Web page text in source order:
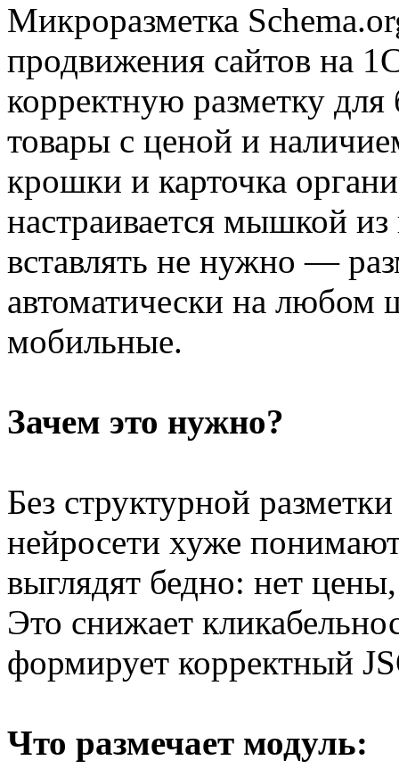
Микроразметка
продвижения сайтов на
корректную разметку
товары с ценой и
крошки и карточка
настраивается мышкой
вставлять не нужно —
автоматически на любом
мобильные.
Зачем это нужно?
Без структурной
нейросети хуже
выглядят бедно: нет
Это снижает
формирует корректный
Что размечает модуль: